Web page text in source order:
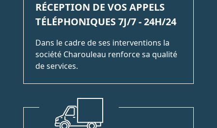
RÉCEPTION DE VOS APPELS
TÉLÉPHONIQUES 7J/7 - 24H/24
Dans le cadre de ses interventions la
société Charouleau renforce sa qualité
de services.